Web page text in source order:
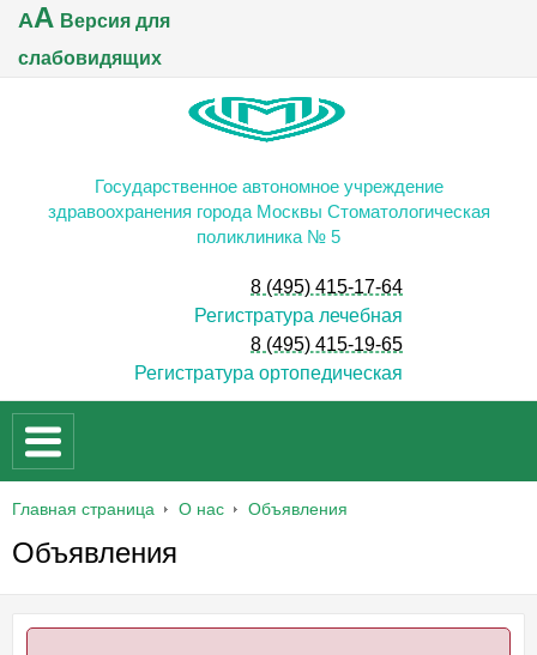
AA Версия для
слабовидящих
Государственное автономное учреждение
здравоохранения города Москвы Стоматологическая
поликлиника № 5
8 (495) 415-17-64
Регистратура лечебная
8 (495) 415-19-65
Регистратура ортопедическая
Главная страница О нас Объявления
Объявления